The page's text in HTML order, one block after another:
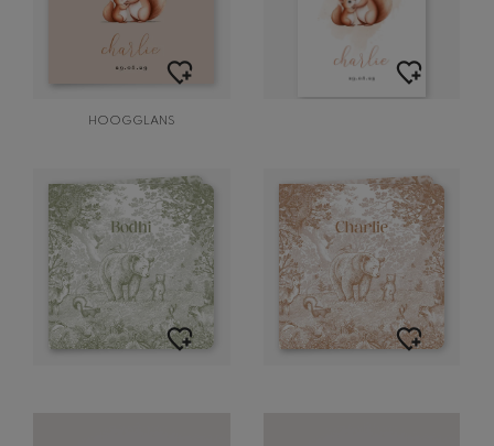
HOOGGLANS